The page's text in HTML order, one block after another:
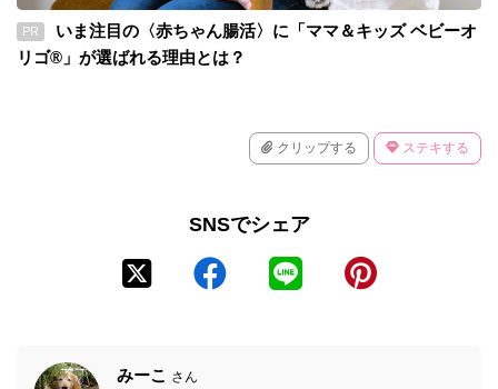
PR
いま注目の〈赤ちゃん腸活〉に「ママ＆キッズ ベビーオ
リゴ®」が選ばれる理由とは？
クリップする ステキする
SNSでシェア
みーこ さん